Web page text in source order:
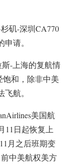
矶-深圳CA770
请。
-上海的复航情
和，除非中美
航。
美国航
11日起恢复上
月之后班期变
中美航权美方